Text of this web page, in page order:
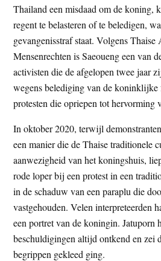
Thailand een misdaad om de koning,
regent te belasteren of te beledigen,
gevangenisstraf staat. Volgens Thaise
Mensenrechten is Saeoueng een van
activisten die de afgelopen twee jaar
wegens belediging van de
protesten die opriepen tot hervorming
In oktober 2020, terwijl
een manier die de Thaise traditionele
aanwezigheid van het koningshuis,
rode loper bij een protest in een
in de schaduw van een paraplu die
vastgehouden. Velen interpreteerden
een portret van de koningin. Jatuporn
beschuldigingen altijd ontkend en zei
begrippen gekleed ging.